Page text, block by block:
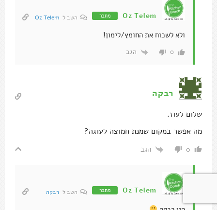
Oz Telem מחבר השב ל Oz Telem
ולא לשכוח את החומץ/לימון!
0 הגב
רבקה
שלום לעוז.
מה אפשר במקום שמנת חמוצה לעוגה?
0 הגב
Oz Telem מחבר השב ל רבקה